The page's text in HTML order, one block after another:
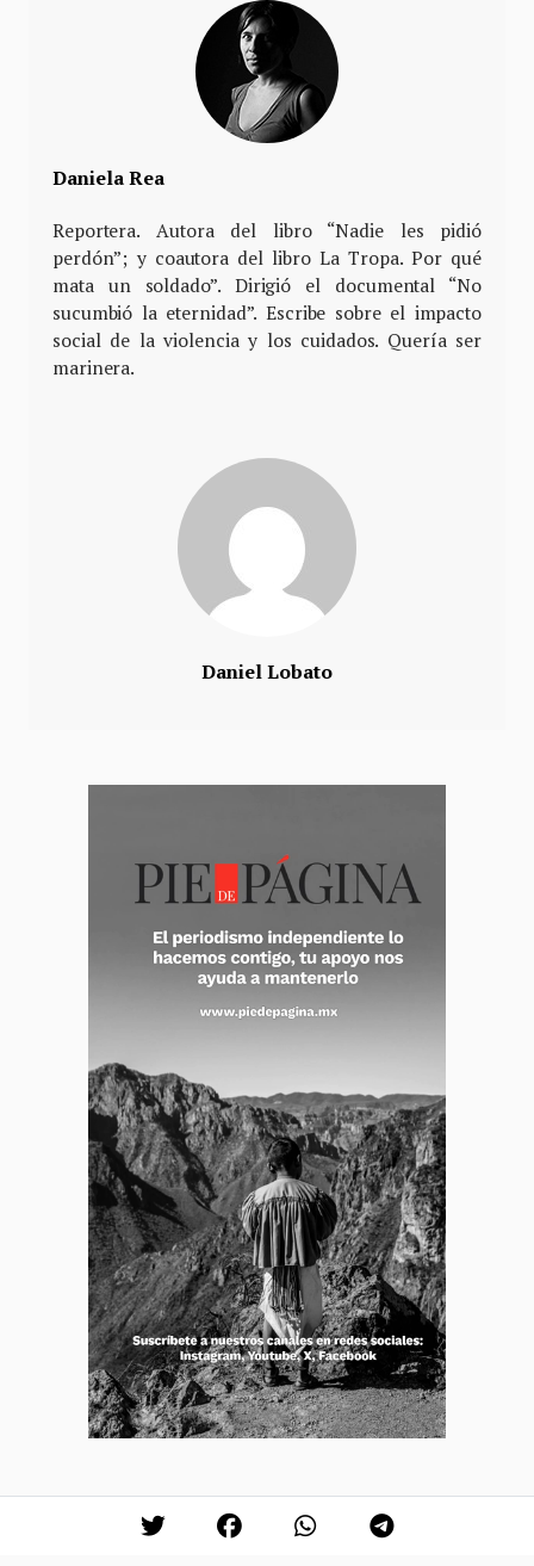
Daniela Rea
Reportera. Autora del libro “Nadie les pidió
perdón”; y coautora del libro La Tropa. Por qué
mata un soldado”. Dirigió el documental “No
sucumbió la eternidad”. Escribe sobre el impacto
social de la violencia y los cuidados. Quería ser
marinera.
Daniel Lobato